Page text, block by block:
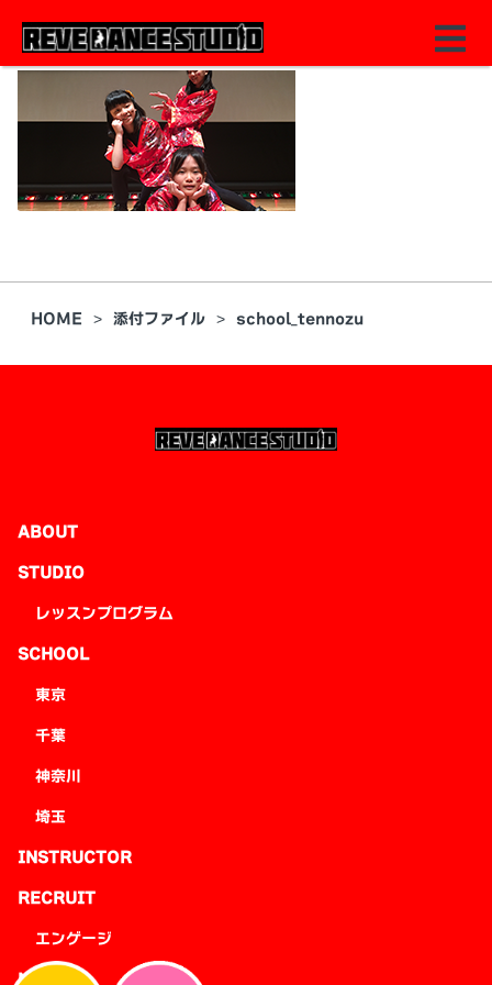
HOME 添付ファイル school_tennozu
ABOUT
STUDIO
レッスンプログラム
SCHOOL
東京
千葉
神奈川
埼玉
INSTRUCTOR
RECRUIT
エンゲージ
NEWS